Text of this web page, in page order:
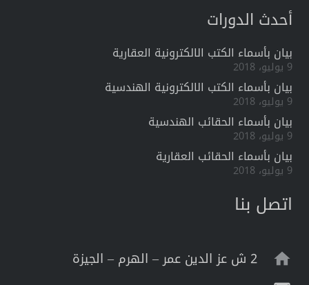
أحدث الدورات
بيان بأسماء الكتب الالكترونية العقارية
9 يوليو، 2018
بيان بأسماء الكتب الالكترونية الهندسية
9 يوليو، 2018
بيان بأسماء الحقائب الهندسية
9 يوليو، 2018
بيان بأسماء الحقائب العقارية
9 يوليو، 2018
اتصل بنا
home 2 ش عز الدين عمر – الهرم – الجيزة